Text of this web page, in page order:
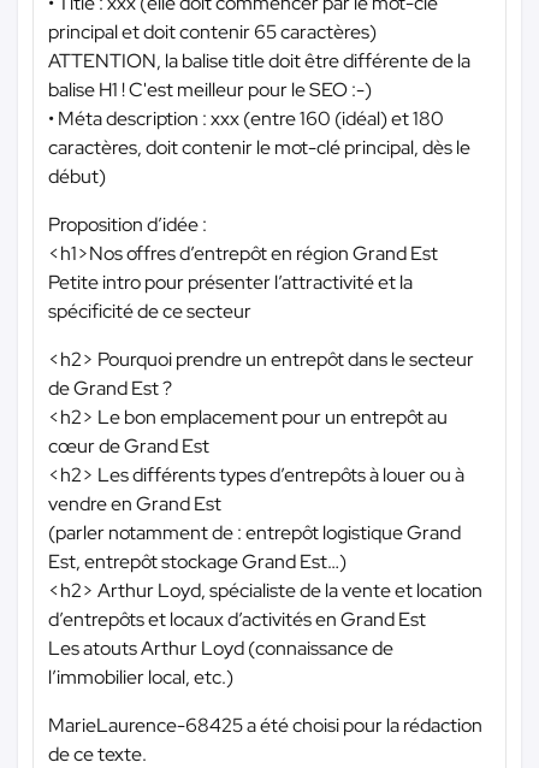
principal et doit contenir 65 caractères)
ATTENTION, la balise title doit être différente de la
balise H1 ! C'est meilleur pour le SEO :-)
• Méta description : xxx (entre 160 (idéal) et 180
caractères, doit contenir le mot-clé principal, dès le
début)
Proposition d’idée :
<h1>Nos offres d’entrepôt en région Grand Est
Petite intro pour présenter l’attractivité et la
spécificité de ce secteur
<h2> Pourquoi prendre un entrepôt dans le secteur
de Grand Est ?
<h2> Le bon emplacement pour un entrepôt au
cœur de Grand Est
<h2> Les différents types d’entrepôts à louer ou à
vendre en Grand Est
(parler notamment de : entrepôt logistique Grand
Est, entrepôt stockage Grand Est…)
<h2> Arthur Loyd, spécialiste de la vente et location
d’entrepôts et locaux d’activités en Grand Est
Les atouts Arthur Loyd (connaissance de
l’immobilier local, etc.)
MarieLaurence-68425 a été choisi pour la rédaction
de ce texte.